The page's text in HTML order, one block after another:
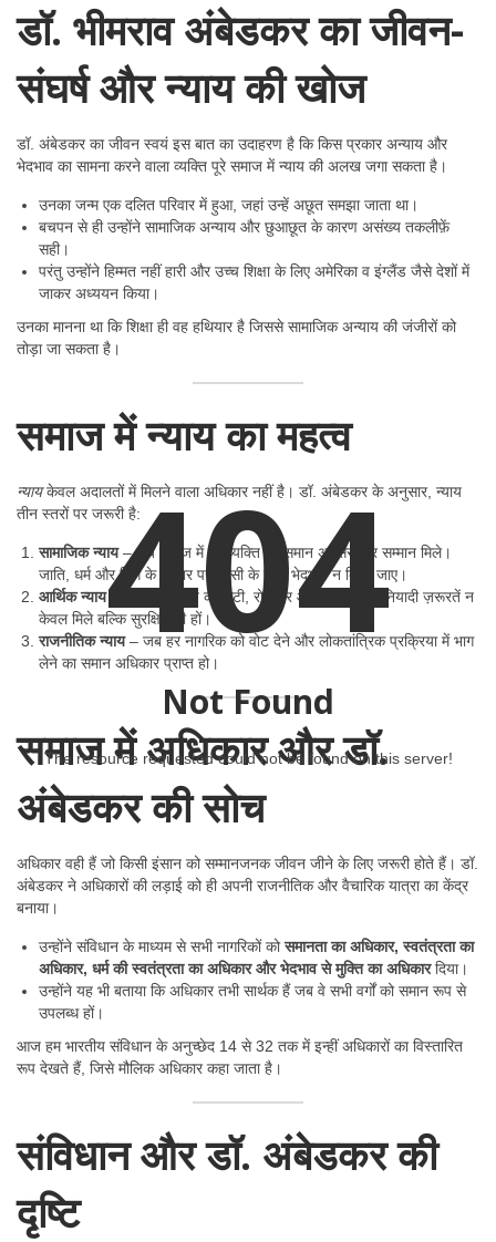
डॉ. भीमराव अंबेडकर का जीवन-
संघर्ष और न्याय की खोज
डॉ. अंबेडकर का जीवन स्वयं इस बात का उदाहरण है कि किस प्रकार अन्याय और
भेदभाव का सामना करने वाला व्यक्ति पूरे समाज में न्याय की अलख जगा सकता है।
उनका जन्म एक दलित परिवार में हुआ, जहां उन्हें अछूत समझा जाता था।
बचपन से ही उन्होंने सामाजिक अन्याय और छुआछूत के कारण असंख्य तकलीफ़ें
सही।
परंतु उन्होंने हिम्मत नहीं हारी और उच्च शिक्षा के लिए अमेरिका व इंग्लैंड जैसे देशों में
जाकर अध्ययन किया।
उनका मानना था कि शिक्षा ही वह हथियार है जिससे सामाजिक अन्याय की जंजीरों को
तोड़ा जा सकता है।
समाज में न्याय का महत्व
न्यायकेवल अदालतों में मिलने वाला अधिकार नहीं है। डॉ. अंबेडकर के अनुसार, न्याय
तीन स्तरों पर जरूरी है:
सामाजिक न्याय– जब समाज में हर व्यक्ति को समान अवसर और सम्मान मिले।
जाति, धर्म और लिंग के आधार पर किसी के साथ भेदभाव न किया जाए।
आर्थिक न्याय– जब हर व्यक्ति को रोटी, रोजगार और जीवन की बुनियादी ज़रूरतें न
केवल मिले बल्कि सुरक्षित भी हों।
राजनीतिक न्याय– जब हर नागरिक को वोट देने और लोकतांत्रिक प्रक्रिया में भाग
लेने का समान अधिकार प्राप्त हो।
समाज में अधिकार और डॉ.
अंबेडकर की सोच
अधिकार वही हैं जो किसी इंसान को सम्मानजनक जीवन जीने के लिए जरूरी होते हैं। डॉ.
अंबेडकर ने अधिकारों की लड़ाई को ही अपनी राजनीतिक और वैचारिक यात्रा का केंद्र
बनाया।
उन्होंने संविधान के माध्यम से सभी नागरिकों कोसमानता का अधिकार, स्वतंत्रता का
अधिकार, धर्म की स्वतंत्रता का अधिकार और भेदभाव से मुक्ति का अधिकारदिया।
उन्होंने यह भी बताया कि अधिकार तभी सार्थक हैं जब वे सभी वर्गों को समान रूप से
उपलब्ध हों।
आज हम भारतीय संविधान के अनुच्छेद 14 से 32 तक में इन्हीं अधिकारों का विस्तारित
रूप देखते हैं, जिसे मौलिक अधिकार कहा जाता है।
संविधान और डॉ. अंबेडकर की
दृष्टि
404
Not Found
The resource requested could not be found on this server!